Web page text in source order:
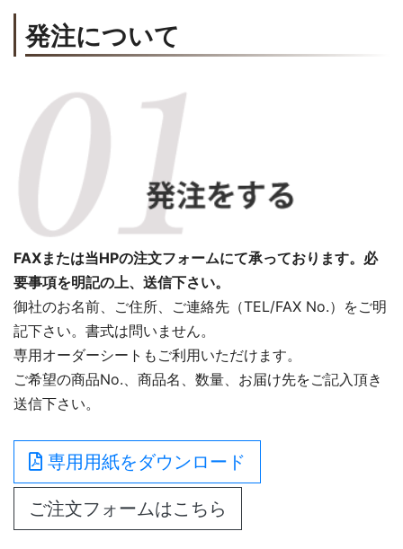
発注について
FAXまたは当HPの注文フォームにて承っております。必
要事項を明記の上、送信下さい。
御社のお名前、ご住所、ご連絡先（TEL/FAX No.）をご明
記下さい。書式は問いません。
専用オーダーシートもご利用いただけます。
ご希望の商品No.、商品名、数量、お届け先をご記入頂き
送信下さい。
専用用紙をダウンロード
ご注文フォームはこちら